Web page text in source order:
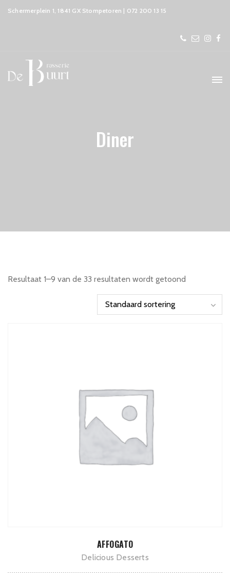
Schermerplein 1, 1841 GX Stompetoren | 072 200 13 15
Diner
Resultaat 1–9 van de 33 resultaten wordt getoond
TOEVOEGEN AAN WINKELWAGEN
AFFOGATO
Delicious Desserts